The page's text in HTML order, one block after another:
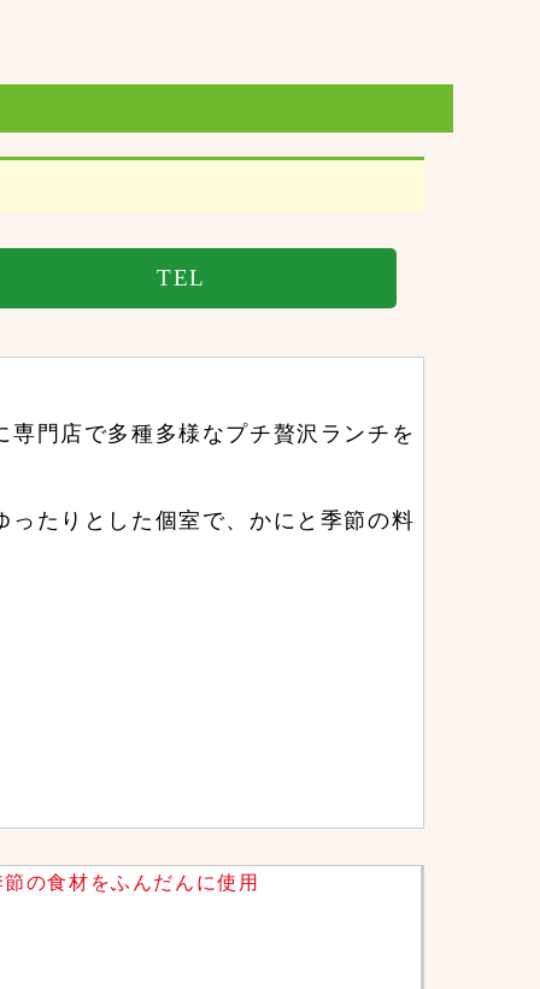
TEL
門店で多種多様なプチ贅沢ランチを
たりとした個室で、かにと季節の料
節の食材をふんだんに使用